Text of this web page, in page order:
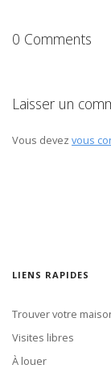
0 Comments
Laisser un
Vous devez vous
LIENS RAPIDES
Trouver votre
Visites libres
À louer